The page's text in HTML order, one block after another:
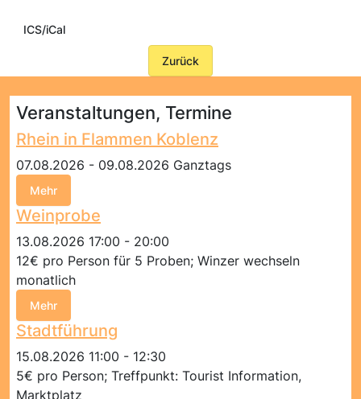
ICS/iCal
Zurück
Veranstaltungen, Termine
Rhein in Flammen Koblenz
07.08.2026 - 09.08.2026 Ganztags
Mehr
Weinprobe
13.08.2026 17:00 - 20:00
12€ pro Person für 5 Proben; Winzer wechseln
monatlich
Mehr
Stadtführung
15.08.2026 11:00 - 12:30
5€ pro Person; Treffpunkt: Tourist Information,
Marktplatz